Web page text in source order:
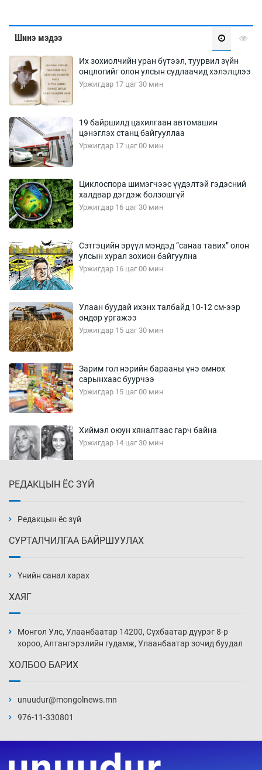
Шинэ мэдээ
Их зохиолчийн уран бүтээл, туурвил зүйн
онцлогийг олон улсын судлаачид хэлэлцлээ
Уржигдар 17 цаг 30 мин
19 байршилд цахилгаан автомашин
цэнэглэх станц байгууллаа
Уржигдар 17 цаг 00 мин
Циклоспора шимэгчээс үүдэлтэй гэдэсний
халдвар дэгдэж болзошгүй
Уржигдар 16 цаг 30 мин
Сэтгэцийн эрүүл мэндэд “санаа тавих” олон
улсын хурал зохион байгуулна
Уржигдар 16 цаг 00 мин
Улаан буудай ихэнх талбайд 10-12 см-ээр
өндөр ургажээ
Уржигдар 15 цаг 30 мин
Зарим гол нэрийн барааны үнэ өмнөх
сарынхаас буурчээ
Уржигдар 15 цаг 00 мин
Хиймэл оюун хяналтаас гарч байна
Уржигдар 14 цаг 30 мин
Уржигдар 14 цаг 00 мин
нэмэгджээ
Уржигдар 13 цаг 30 мин
Уржигдар 13 цаг 00 мин
Уржигдар 12 цаг 30 мин
РЕДАКЦЫН ЁС ЗҮЙ
Редакцын ёс зүй
СУРТАЛЧИЛГАА БАЙРШУУЛАХ
Үнийн санал харах
ХАЯГ
Монгол Улс, Улаанбаатар 14200, Сүхбаатар дүүрэг 8-р
хороо, Алтангэрэлийн гудамж, Улаанбаатар зочид буудал
ХОЛБОО БАРИХ
unuudur@mongolnews.mn
976-11-330801